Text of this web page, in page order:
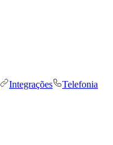
Integrações
Telefonia